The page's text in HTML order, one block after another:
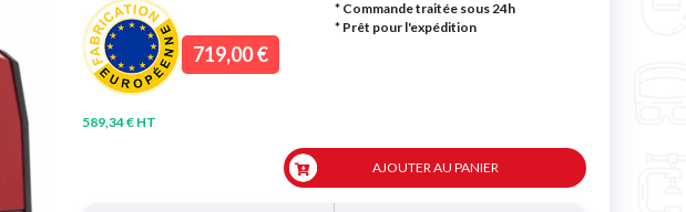
719,00 €
589,34 € HT
* Commande traitée sous 24h
* Prêt pour l'expédition
AJOUTER AU PANIER